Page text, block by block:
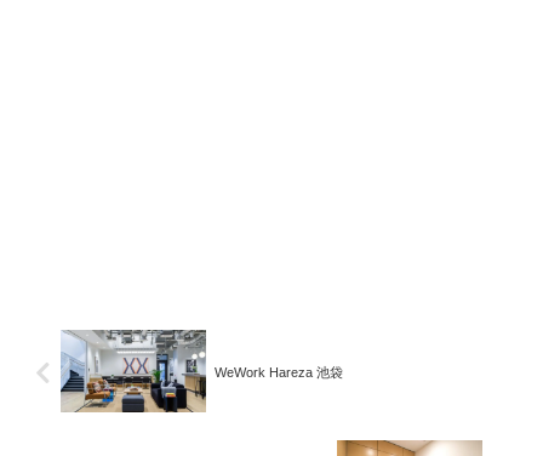
WeWork Hareza 池袋